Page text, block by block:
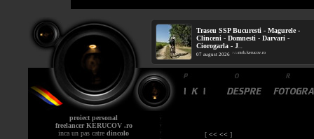
Traseu SSP Bucuresti - Magurele -
Clinceni - Domnesti - Darvari -
Ciorogarla - J...
07 august 2026 / via mtb.kerucov.ro
proiect personal
freelancer KERUCOV .ro
inca un pas catre dincolo
[<< << ]